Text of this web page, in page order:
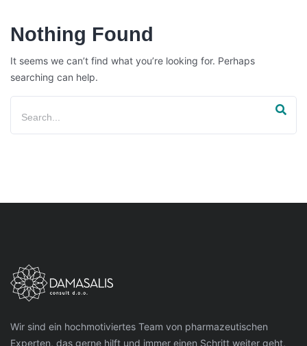
Nothing Found
It seems we can’t find what you’re looking for. Perhaps
searching can help.
Wir sind ein hochmotiviertes Team von pharmazeutischen
Experten, das gerne hilft und immer einen Schritt weiter geht,